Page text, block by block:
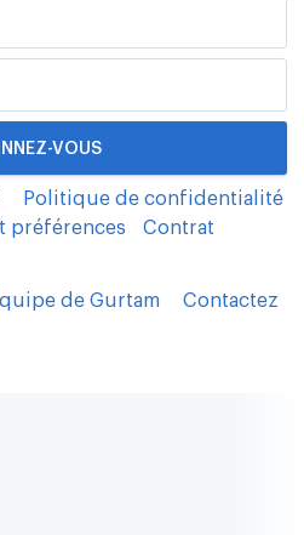
Politique de confidentialité
préférences
Contrat
de Gurtam
Contactez